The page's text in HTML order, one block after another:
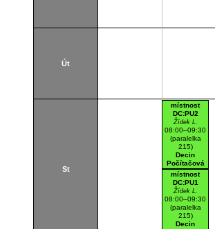
Út
St
místnost
DC:PU2
Žídek L.
08:00–09:30
(paralelka
215)
Decin
Počítačová
učebna 2
(SM6)
místnost
DC:PU1
Žídek L.
08:00–09:30
(paralelka
215)
Decin